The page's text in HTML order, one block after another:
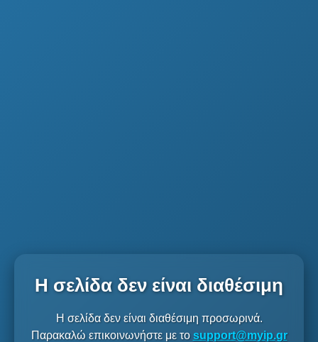
Η σελίδα δεν είναι διαθέσιμη
Η σελίδα δεν είναι διαθέσιμη προσωρινά.
Παρακαλώ επικοινωνήστε με το support@myip.gr